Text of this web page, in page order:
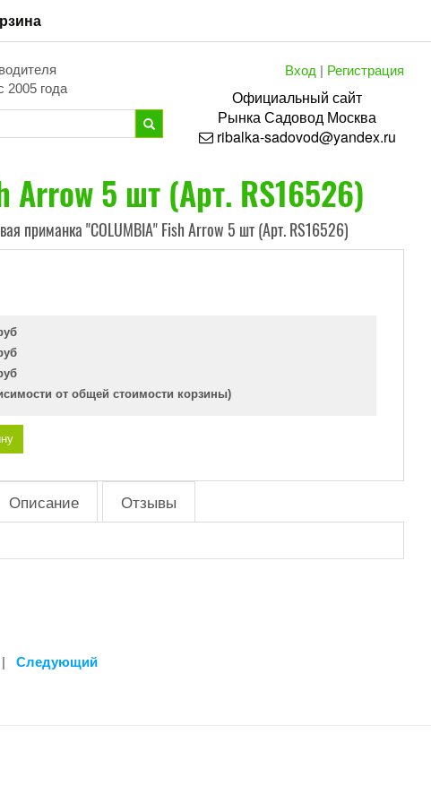
2005 года
Вход | Регистрация
Официальный сайт
РынкаСадовод Москва
ribalka-sadovod@yandex.ru
Arrow 5 шт (Арт. RS16526)
приманка "COLUMBIA" Fish Arrow 5 шт (Арт. RS16526)
от общей стоимости корзины)
Описание Отзывы
Следующий